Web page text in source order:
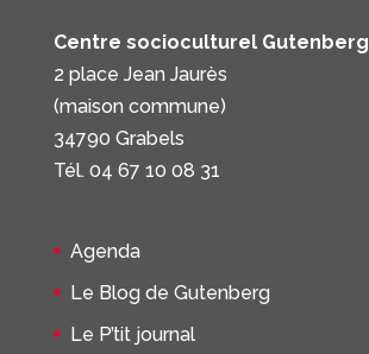
Centre socioculturel Gutenberg
2 place Jean Jaurès
(maison commune)
34790 Grabels
Tél. 04 67 10 08 31
Agenda
Le Blog de Gutenberg
Le P’tit journal